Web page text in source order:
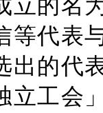
立的名
等代表
出的代
立工会